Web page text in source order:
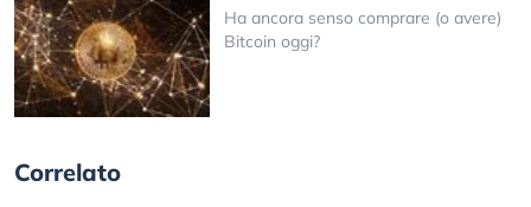
Ha ancora senso comprare (o avere)
Bitcoin oggi?
Correlato